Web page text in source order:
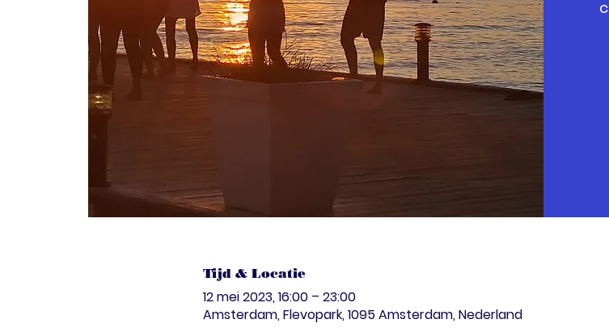
Tijd & Locatie
12 mei 2023, 16:00 – 23:00
Amsterdam, Flevopark, 1095 Amsterdam, Nederland